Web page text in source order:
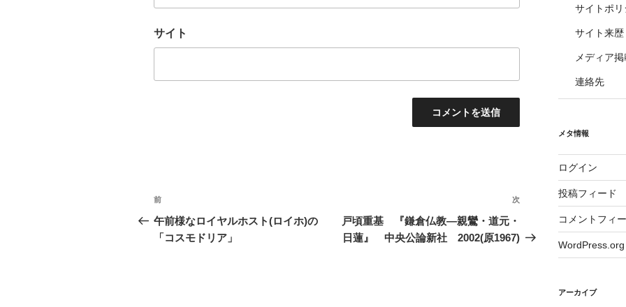
サイト
投
稿
ナ
前
の
投
前
午前様なロイヤルホスト(ロイホ)の
「コスモドリア」
次
投
次
戸頃重基 『鎌倉仏教―親鸞・道元・
日蓮』 中央公論新社 2002(原1967)
サイトポリ
サイト来歴
メディア
連絡先
メタ情報
ログイン
投稿フィード
コメントフィ
WordPress.org
アーカイブ